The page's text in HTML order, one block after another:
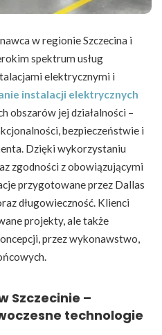
w regionie Szczecina i
spektrum usług
elektrycznymi i
instalacji elektrycznych
obszarów jej działalności –
bezpieczeństwie i
Dzięki wykorzystaniu
zgodności z obowiązującymi
przygotowane przez Dallas
długowieczność. Klienci
projekty, ale także
przez wykonawstwo,
Szczecinie –
technologie